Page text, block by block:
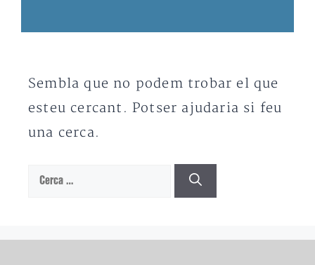
Sembla que no podem trobar el que
esteu cercant. Potser ajudaria si feu
una cerca.
Cerca: